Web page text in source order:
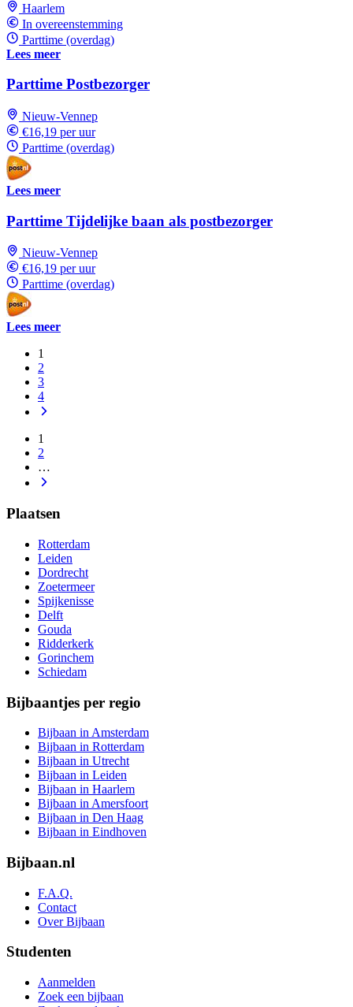
Haarlem
In overeenstemming
Parttime (overdag)
Lees meer
Parttime Postbezorger
Nieuw-Vennep
€16,19 per uur
Parttime (overdag)
Lees meer
Parttime Tijdelijke baan als postbezorger
Nieuw-Vennep
€16,19 per uur
Parttime (overdag)
Lees meer
1
2
3
4
1
2
…
Plaatsen
Rotterdam
Leiden
Dordrecht
Zoetermeer
Spijkenisse
Delft
Gouda
Ridderkerk
Gorinchem
Schiedam
Bijbaantjes per regio
Bijbaan in Amsterdam
Bijbaan in Rotterdam
Bijbaan in Utrecht
Bijbaan in Leiden
Bijbaan in Haarlem
Bijbaan in Amersfoort
Bijbaan in Den Haag
Bijbaan in Eindhoven
Bijbaan.nl
F.A.Q.
Contact
Over Bijbaan
Studenten
Aanmelden
Zoek een bijbaan